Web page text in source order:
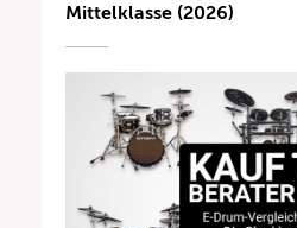
Mittelklasse (2026)